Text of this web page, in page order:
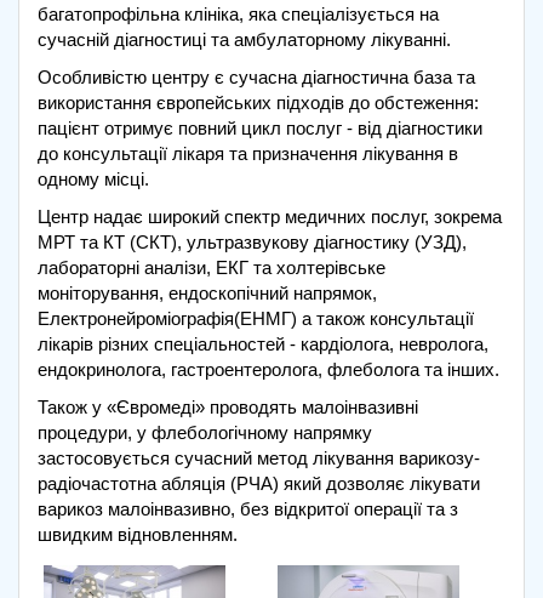
багатопрофільна клініка, яка спеціалізується на
сучасній діагностиці та амбулаторному лікуванні.
Особливістю центру є сучасна діагностична база та
використання європейських підходів до обстеження:
пацієнт отримує повний цикл послуг - від діагностики
до консультації лікаря та призначення лікування в
одному місці.
Центр надає широкий спектр медичних послуг, зокрема
МРТ та КТ (СКТ), ультразвукову діагностику (УЗД),
лабораторні аналізи, ЕКГ та холтерівське
моніторування, ендоскопічний напрямок,
Електронейроміографія(ЕНМГ) а також консультації
лікарів різних спеціальностей - кардіолога, невролога,
ендокринолога, гастроентеролога, флеболога та інших.
Також у «Євромеді» проводять малоінвазивні
процедури, у флебологічному напрямку
застосовується сучасний метод лікування варикозу-
радіочастотна абляція (РЧА) який дозволяє лікувати
варикоз малоінвазивно, без відкритої операції та з
швидким відновленням.